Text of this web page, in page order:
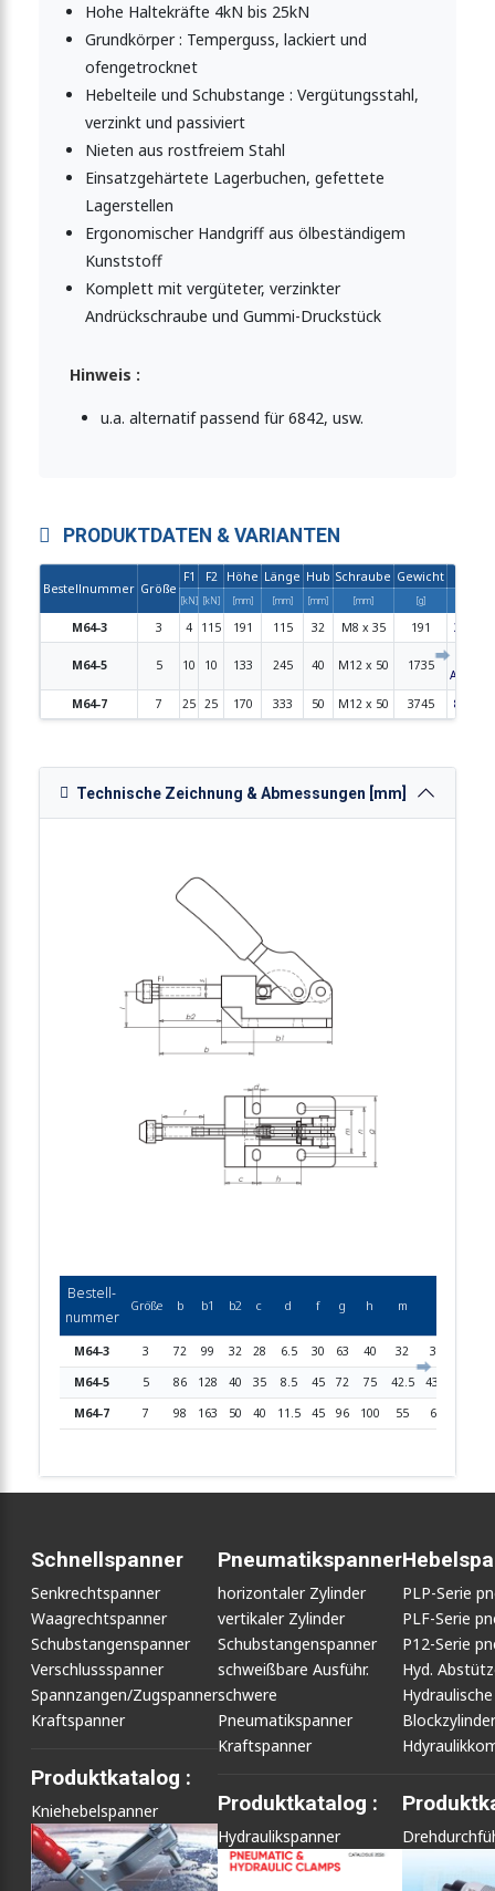
Hohe Haltekräfte 4kN bis 25kN
Grundkörper : Temperguss, lackiert und
ofengetrocknet
Hebelteile und Schubstange : Vergütungsstahl,
verzinkt und passiviert
Nieten aus rostfreiem Stahl
Einsatzgehärtete Lagerbuchen, gefettete
Lagerstellen
Ergonomischer Handgriff aus ölbeständigem
Kunststoff
Komplett mit vergüteter, verzinkter
Andrückschraube und Gummi-Druckstück
Hinweis :
u.a. alternatif passend für 6842, usw.
PRODUKTDATEN & VARIANTEN
Bestellnummer Größe
F1 F2 Höhe Länge Hub Schraube Gewicht
[kN] [kN] [mm] [mm] [mm] [mm] [g]
M64-3 3 4 115 191 115 32 M8 x 35 191 33,80 €
M64-5 5 10 10 133 245 40 M12 x 50 1735
M64-7
7 25 25 170 333 50 M12 x 50 3745 83,40 €
Technische Zeichnung & Abmessungen [mm]
Bestell-
nummer
Größe b b1 b2 c d f g h m
M64-3 3 72 99 32 28 6.5 30 63 40 32 36
M64-5
5 86 128 40 35 8.5 45 72 75 42.5 43.5
M64-7
7 98 163 50 40 11.5 45 96 100 55 65
Schnellspanner
Senkrechtspanner
Waagrechtspanner
Schubstangenspanner
Verschlussspanner
Spannzangen/Zugspanner
Kraftspanner
Produktkatalog :
Kniehebelspanner
Pneumatikspanner
horizontaler Zylinder
vertikaler Zylinder
Schubstangenspanner
schweißbare Ausführ.
schwere
Pneumatikspanner
Kraftspanner
Produktkatalog :
Hydraulikspanner
PLP-Serie
PLF-Serie
P12-Serie
Hyd.
Hydraulische
Blockzylinder